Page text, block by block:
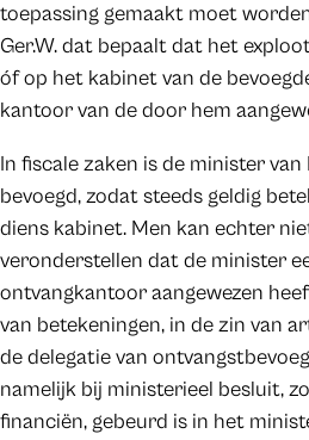
toepassing gemaakt moet
Ger.W. dat bepaalt dat het
óf op het kabinet van de
kantoor van de door hem
In fiscale zaken is de minister
bevoegd, zodat steeds geldig
diens kabinet. Men kan echter
veronderstellen dat de minister
ontvangkantoor aangewezen
van betekeningen, in de zin van
de delegatie van
namelijk bij ministerieel besluit,
financiën, gebeurd is in het